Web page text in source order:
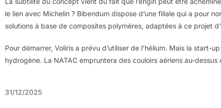
le lien avec Michelin ? Bibendum dispose d’une filiale qui a pour
solutions à base de composites polymères, adaptées à ce projet
Pour démarrer, Voliris a prévu d’utiliser de l’hélium. Mais la start-
hydrogène. La NATAC empruntera des couloirs aériens au-
31/12/2025